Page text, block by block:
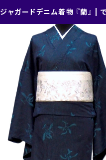
ジャガードデニム着物 『蘭』 |